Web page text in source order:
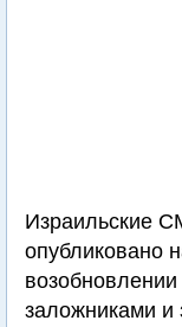
Израильские
опубликовано
заложниками